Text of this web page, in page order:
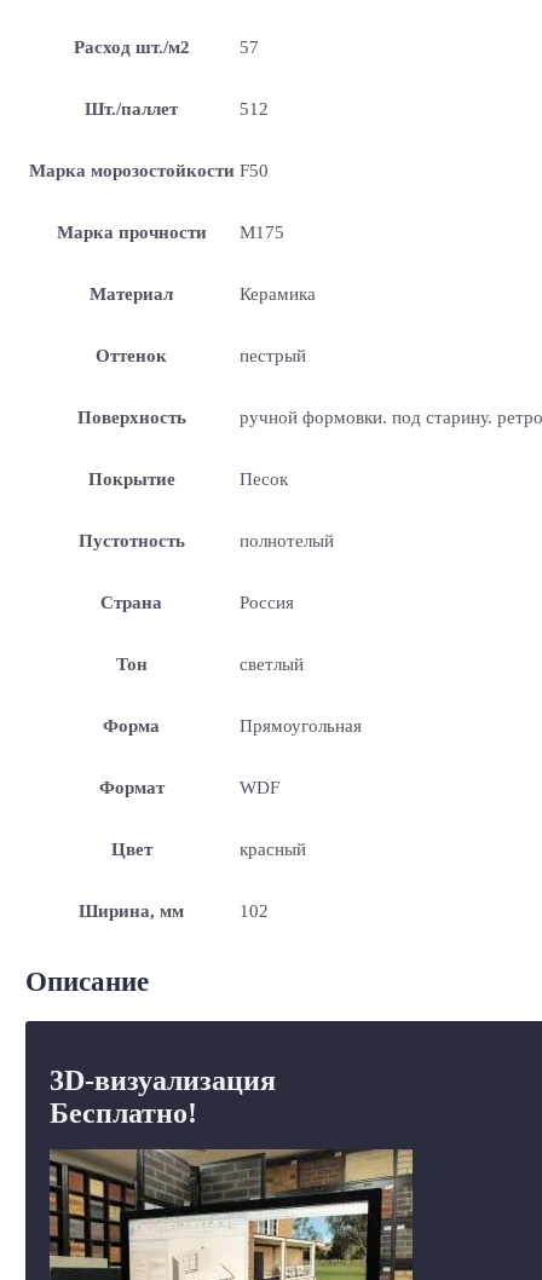
Расход шт./м2 57
Шт./паллет 512
Марка морозостойкости F50
Марка прочности М175
Материал Керамика
Оттенок пестрый
Поверхность ручной формовки. под старину. ретро
Покрытие Песок
Пустотность полнотелый
Страна Россия
Тон светлый
Форма Прямоугольная
Формат WDF
Цвет красный
Ширина, мм 102
Описание
3D-визуализация
Бесплатно!